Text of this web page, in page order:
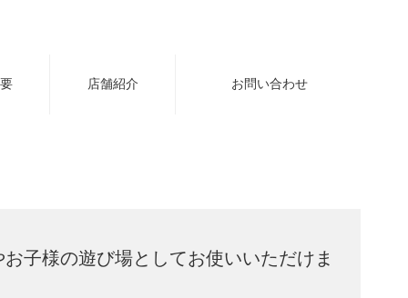
店舗紹介 お問い合わせ
子様の遊び場としてお使いいただけま